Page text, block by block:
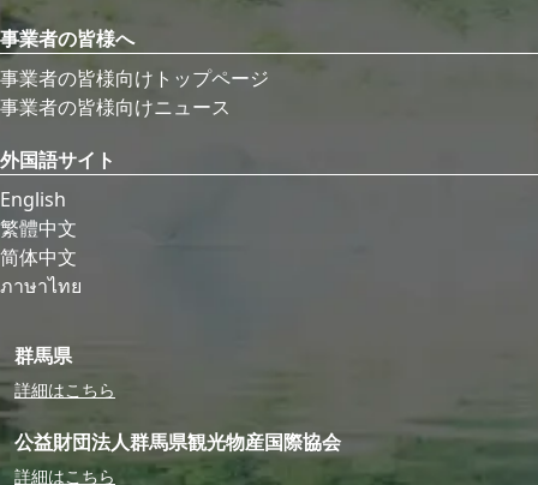
事業者の皆様へ
事業者の皆様向けトップページ
事業者の皆様向けニュース
外国語サイト
English
繁體中文
简体中文
ภาษาไทย
群馬県
詳細はこちら
公益財団法人群馬県観光物産国際協会
詳細はこちら